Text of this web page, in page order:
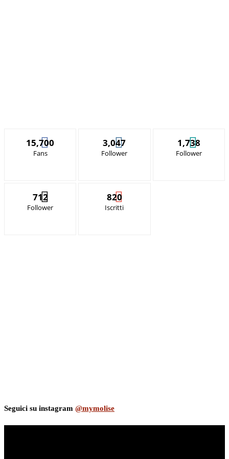
15,700
Fans
3,047
Follower
1,738
Follower
712
Follower
820
Iscritti
Seguici su instagram @mymolise